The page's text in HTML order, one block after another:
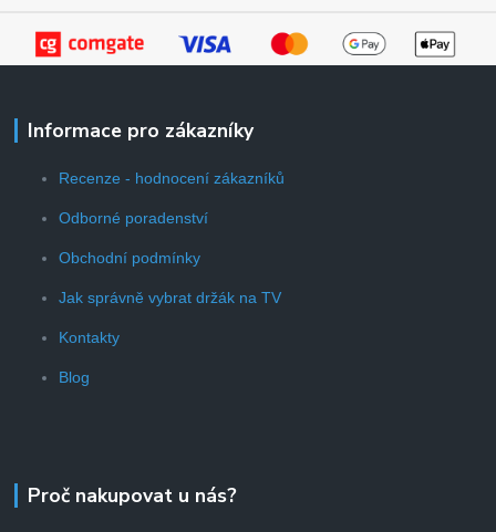
Informace pro zákazníky
Recenze - hodnocení zákazníků
Odborné poradenství
Obchodní podmínky
Jak správně vybrat držák na TV
Kontakty
Blog
Proč nakupovat u nás?